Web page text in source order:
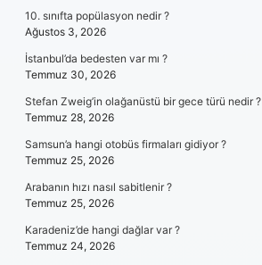
10. sınıfta popülasyon nedir ?
Ağustos 3, 2026
İstanbul’da bedesten var mı ?
Temmuz 30, 2026
Stefan Zweig’in olağanüstü bir gece türü nedir ?
Temmuz 28, 2026
Samsun’a hangi otobüs firmaları gidiyor ?
Temmuz 25, 2026
Arabanın hızı nasıl sabitlenir ?
Temmuz 25, 2026
Karadeniz’de hangi dağlar var ?
Temmuz 24, 2026